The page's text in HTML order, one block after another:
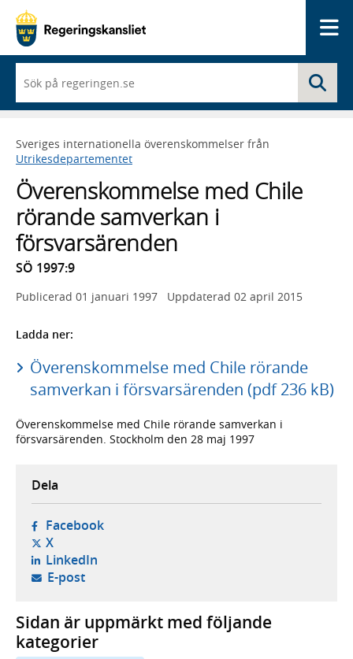
du
börjar
skriva
framträder
en
med
sökförslag
Sveriges internationella överenskommelser från
Utrikesdepartementet
Överenskommelse med Chile
rörande samverkan i
försvarsärenden
SÖ 1997:9
Publicerad 01 januari 1997 Uppdaterad 02 april 2015
Ladda ner:
Överenskommelse med Chile rörande
samverkan i försvarsärenden (pdf 236 kB)
Överenskommelse med Chile rörande samverkan i
försvarsärenden. Stockholm den 28 maj 1997
Dela
Facebook- öppnas i ny flik, extern webbplats,
X- öppnas i ny flik, extern webbplats,
LinkedIn- öppnas i ny flik, extern webbplats,
E-post- öppnar din e-postklient,
Sidan är uppmärkt med följande
kategorier